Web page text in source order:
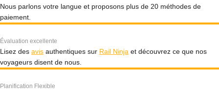
Nous parlons votre langue et proposons plus de 20 méthodes de
paiement.
Évaluation excellente
Lisez des avis authentiques sur Rail Ninja et découvrez ce que nos
voyageurs disent de nous.
Planification Flexible